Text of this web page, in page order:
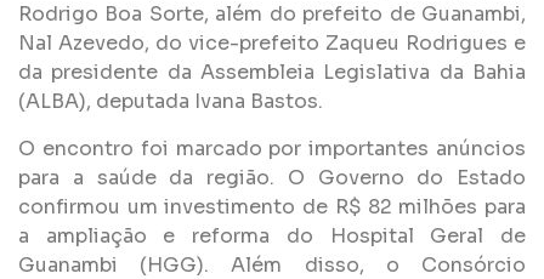
Rodrigo Boa Sorte, além do prefeito de Guanambi,
Nal Azevedo, do vice-prefeito Zaqueu Rodrigues e
da presidente da Assembleia Legislativa da Bahia
(ALBA), deputada Ivana Bastos.
O encontro foi marcado por importantes anúncios
para a saúde da região. O Governo do Estado
confirmou um investimento de R$ 82 milhões para
a ampliação e reforma do Hospital Geral de
Guanambi (HGG). Além disso, o Consórcio